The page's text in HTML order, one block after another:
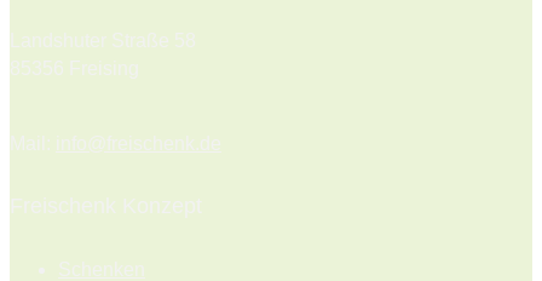
Landshuter Straße 58
85356 Freising
Mail: info@freischenk.de
Freischenk Konzept
Schenken